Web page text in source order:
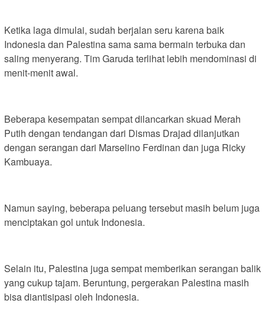
Ketika laga dimulai, sudah berjalan seru karena baik
Indonesia dan Palestina sama sama bermain terbuka dan
saling menyerang. Tim Garuda terlihat lebih mendominasi di
menit-menit awal.
Beberapa kesempatan sempat dilancarkan skuad Merah
Putih dengan tendangan dari Dismas Drajad dilanjutkan
dengan serangan dari Marselino Ferdinan dan juga Ricky
Kambuaya.
Namun saying, beberapa peluang tersebut masih belum juga
menciptakan gol untuk Indonesia.
Selain itu, Palestina juga sempat memberikan serangan balik
yang cukup tajam. Beruntung, pergerakan Palestina masih
bisa diantisipasi oleh Indonesia.